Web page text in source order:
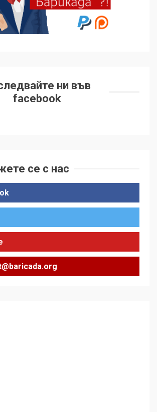
ни във
facebook
се с нас